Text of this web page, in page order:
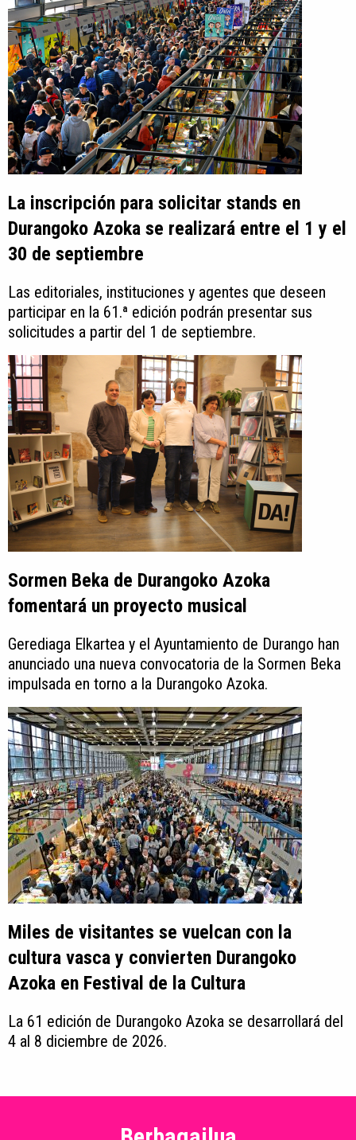
La inscripción para solicitar stands en
Durangoko Azoka se realizará entre el 1 y el
30 de septiembre
Las editoriales, instituciones y agentes que deseen
participar en la 61.ª edición podrán presentar sus
solicitudes a partir del 1 de septiembre.
Sormen Beka de Durangoko Azoka
fomentará un proyecto musical
Gerediaga Elkartea y el Ayuntamiento de Durango han
anunciado una nueva convocatoria de la Sormen Beka
impulsada en torno a la Durangoko Azoka.
Miles de visitantes se vuelcan con la
cultura vasca y convierten Durangoko
Azoka en Festival de la Cultura
La 61 edición de Durangoko Azoka se desarrollará del
4 al 8 diciembre de 2026.